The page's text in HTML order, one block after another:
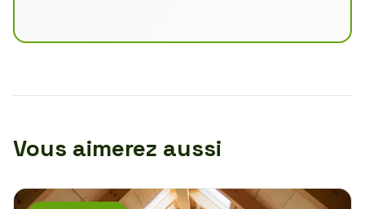
Vous aimerez aussi